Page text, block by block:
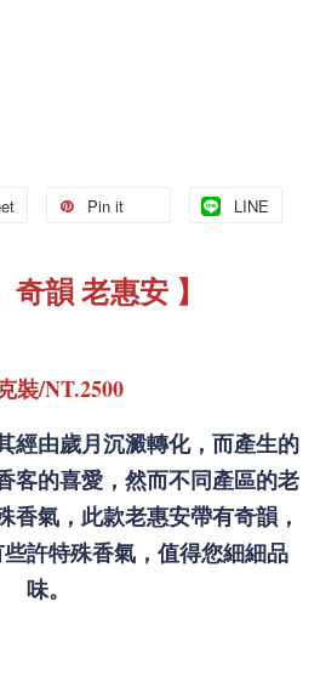
Pin it LINE
奇韻 老惠安 】
裝/NT.2500
經由歲月沉澱轉化，而產生的
客的喜愛，然而不同產區的老
香氣，此款老惠安帶有奇韻，
許特殊香氣，值得您細細品
味。